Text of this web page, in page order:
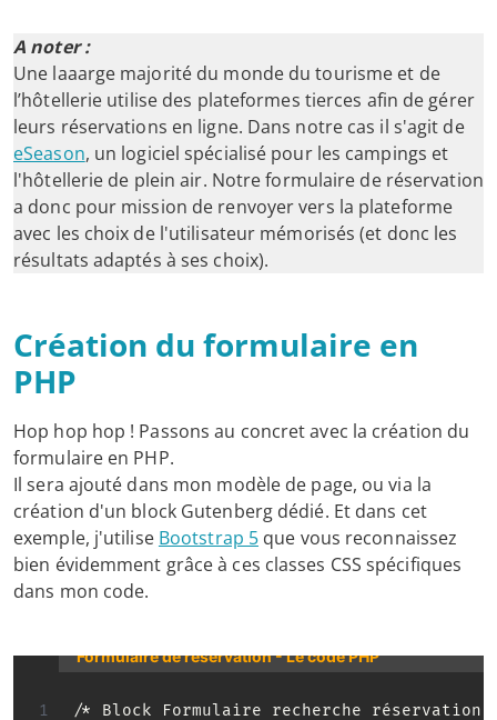
A noter :
Une laaarge majorité du monde du tourisme et de
l’hôtellerie utilise des plateformes tierces afin de gérer
leurs réservations en ligne. Dans notre cas il s'agit de
eSeason, un logiciel spécialisé pour les campings et
l'hôtellerie de plein air. Notre formulaire de réservation
a donc pour mission de renvoyer vers la plateforme
avec les choix de l'utilisateur mémorisés (et donc les
résultats adaptés à ses choix).
Création du formulaire en
PHP
Hop hop hop ! Passons au concret avec la création du
formulaire en PHP.
Il sera ajouté dans mon modèle de page, ou via la
création d'un block Gutenberg dédié. Et dans cet
exemple, j'utilise Bootstrap 5 que vous reconnaissez
bien évidemment grâce à ces classes CSS spécifiques
dans mon code.
Formulaire de réservation - Le code PHP